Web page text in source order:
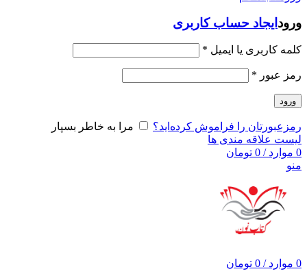
ورود ایجاد حساب کاربری
کلمه کاربری یا ایمیل *
رمز عبور *
ورود
رمزعبورتان را فراموش کرده‌اید؟
مرا به خاطر بسپار
لیست علاقه مندی ها
0 موارد /
0 تومان
منو
0 موارد /
0 تومان